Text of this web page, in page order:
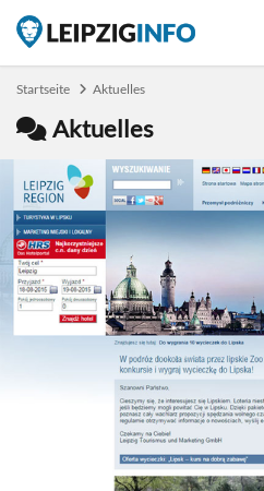
Startseite Aktuelles
Aktuelles